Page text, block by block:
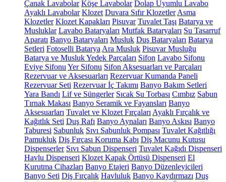
Çanak Lavabolar Köşe Lavabolar Dolap Uyumlu Lavabo
Ayaklı Lavabolar Klozet Duvara Sıfır Klozetler Asma
Klozetler Klozet Kapakları Pisuvar Tuvalet Taşı Batarya ve
Musluklar Lavabo Bataryaları Mutfak Bataryaları Su Tasarruf
Aparatı Banyo Bataryaları Musluk Duş Bataryaları Batarya
Setleri Fotoselli Batarya Ara Musluk Pisuvar Musluğu
Batarya ve Musluk Yedek Parçaları Sifon Lavabo Sifonu
Eviye Sifonu Yer Sifonu Sifon Aksesuarları ve Parçaları
Rezervuar ve Aksesuarları Rezervuar Kumanda Paneli
Rezervuar Seti Rezervuar İç Takımı Banyo Bakım Setleri
Yara Bandı Lif ve Süngerler Sıcak Su Torbası Cımbız Sabun
Tırnak Makası Banyo Seramik ve Fayansları Banyo
Aksesuarları Tuvalet ve Klozet Fırçaları Ayaklı Fırçalık ve
Kağıtlık Seti Duş Rafı Banyo Aynaları Banyo Askısı Banyo
Taburesi Sabunluk Sıvı Sabunluk Pompası Tuvalet Kağıtlığı
Pamukluk Diş Fırçası Koruma Kabı Diş Macunu Kutusu
Dispenserler Sıvı Sabun Dispenseri Tuvalet Kağıdı Dispenseri
Havlu Dispenseri Klozet Kapak Örtüsü Dispenseri El
Kurutma Cihazları Banyo Etajeri Banyo Düzenleyicileri
Banyo Seti Diş Fırçalık Havluluk Banyo Kaydırmazı Duş